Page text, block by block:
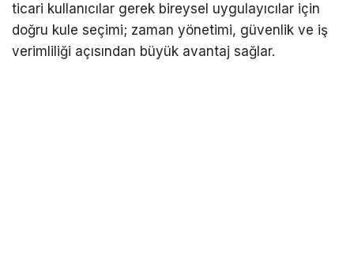
ticari kullanıcılar gerek bireysel uygulayıcılar için
doğru kule seçimi; zaman yönetimi, güvenlik ve iş
verimliliği açısından büyük avantaj sağlar.